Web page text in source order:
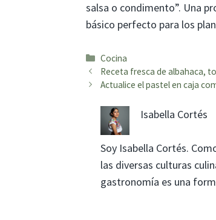
salsa o condimento”. Una
básico perfecto para los
Categorías
Cocina
Receta fresca de albahaca,
Actualice el pastel en caja
Isabella Cortés
Soy Isabella Cortés.
las diversas culturas
gastronomía es una